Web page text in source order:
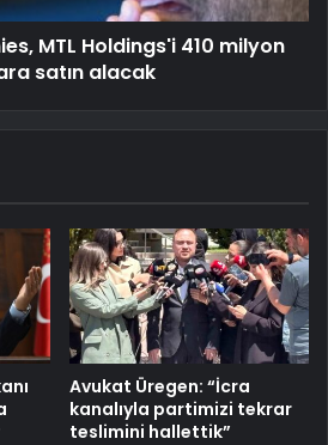
MTL Holdings'i 410 milyon
satın alacak
Avukat Üregen: “İcra
kanalıyla partimizi tekrar
teslimini hallettik”